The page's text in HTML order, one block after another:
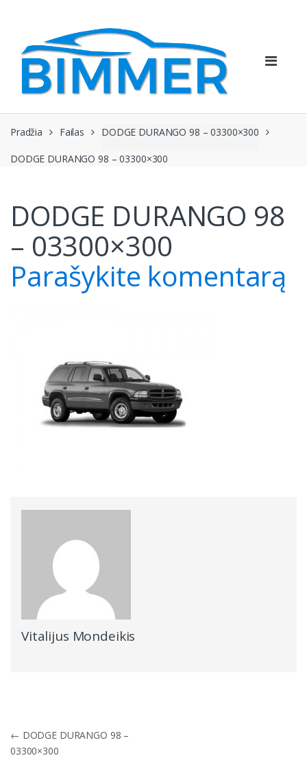
navigacijos
Pradžia Failas DODGE DURANGO 98 – 03300×300
DODGE DURANGO 98 – 03300×300
DODGE DURANGO 98
– 03300×300
Parašykite komentarą
Vitalijus Mondeikis
Navigacija
tarp
įrašų
← DODGE DURANGO 98 –
03300×300